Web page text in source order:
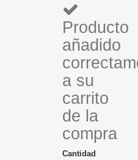
Producto
añadido
a su
carrito
de la
compra
Cantidad